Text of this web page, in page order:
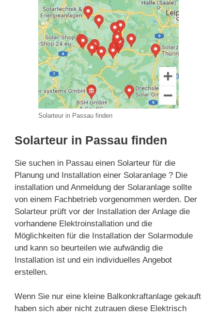
Solarteur in Passau finden
Solarteur in Passau finden
Sie suchen in Passau einen Solarteur für die
Planung und Installation einer Solaranlage ? Die
installation und Anmeldung der Solaranlage sollte
von einem Fachbetrieb vorgenommen werden. Der
Solarteur prüft vor der Installation der Anlage die
vorhandene Elektroinstallation und die
Möglichkeiten für die Installation der Solarmodule
und kann so beurteilen wie aufwändig die
Installation ist und ein individuelles Angebot
erstellen.
Wenn Sie nur eine kleine Balkonkraftanlage gekauft
haben sich aber nicht zutrauen diese Elektrisch